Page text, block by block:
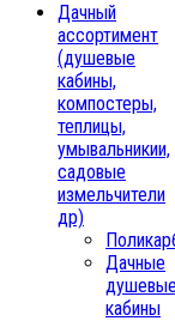
Дачный
ассортимент
(душевые
кабины,
компостеры,
теплицы,
умывальникии,
садовые
измельчители
др)
Дачные
душевые
кабины